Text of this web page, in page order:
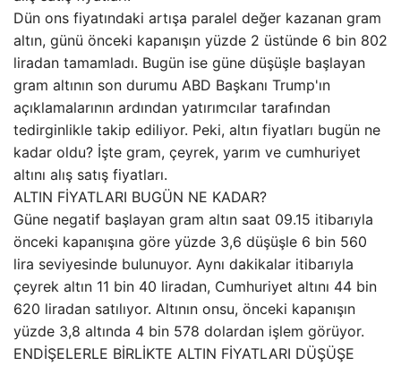
Dün ons fiyatındaki artışa paralel değer kazanan gram
altın, günü önceki kapanışın yüzde 2 üstünde 6 bin 802
liradan tamamladı. Bugün ise güne düşüşle başlayan
gram altının son durumu ABD Başkanı Trump'ın
açıklamalarının ardından yatırımcılar tarafından
tedirginlikle takip ediliyor. Peki, altın fiyatları bugün ne
kadar oldu? İşte gram, çeyrek, yarım ve cumhuriyet
altını alış satış fiyatları.
ALTIN FİYATLARI BUGÜN NE KADAR?
Güne negatif başlayan gram altın saat 09.15 itibarıyla
önceki kapanışına göre yüzde 3,6 düşüşle 6 bin 560
lira seviyesinde bulunuyor. Aynı dakikalar itibarıyla
çeyrek altın 11 bin 40 liradan, Cumhuriyet altını 44 bin
620 liradan satılıyor. Altının onsu, önceki kapanışın
yüzde 3,8 altında 4 bin 578 dolardan işlem görüyor.
ENDİŞELERLE BİRLİKTE ALTIN FİYATLARI DÜŞÜŞE